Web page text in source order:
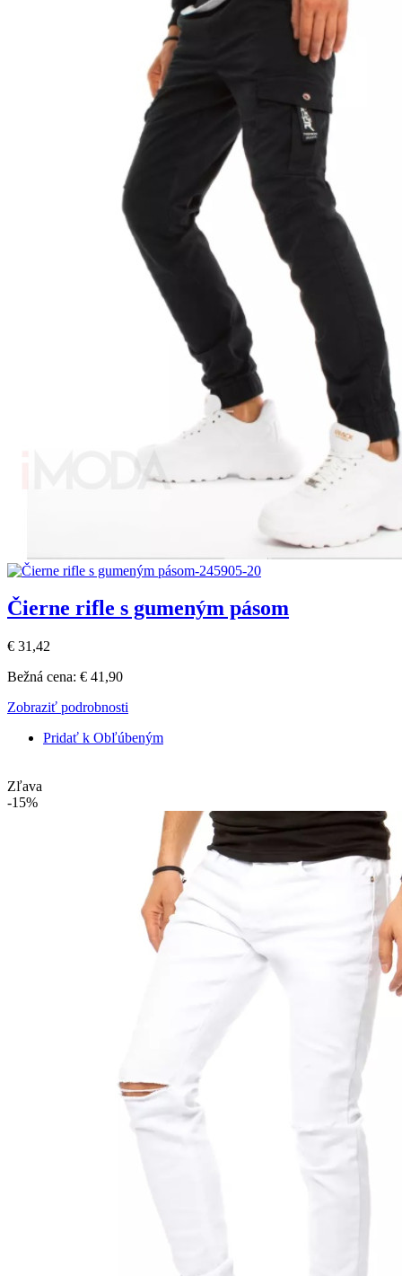
Čierne rifle s gumeným pásom
€ 31,42
Bežná cena: € 41,90
Zobraziť podrobnosti
Pridať k Obľúbeným
Zľava
-15%